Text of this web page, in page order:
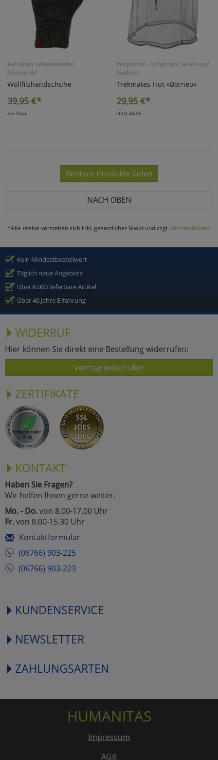
Aus bester unbehandelter
Schurwolle!
Wollfilzhandschuhe
39,95 €*
ein Paar
Restposten! - Schützt vor Sonne und
Insekten!
Trekmates-Hut »Borneo«
29,95 €*
statt 44,95
Weitere Produkte laden
NACH OBEN
*Alle Preise verstehen sich inkl. gesetzlicher MwSt und zzgl. Versandkosten
Kein Mindestbestellwert
Täglich neue Angebote
Über 6.000 lieferbare Artikel
Über 40 Jahre Erfahrung
WIDERRUF
Hier können Sie direkt eine Bestellung widerrufen:
Vertrag widerrufen
ZERTIFIKATE
KONTAKT
Haben Sie Fragen?
Wir helfen Ihnen gerne weiter.
Mo. - Do.von 8.00-17.00 Uhr
Fr.von 8.00-15.30 Uhr
Kontaktformular
(06766) 903-225
(06766) 903-223
KUNDENSERVICE
NEWSLETTER
ZAHLUNGSARTEN
HUMANITAS
Impressum
AGB